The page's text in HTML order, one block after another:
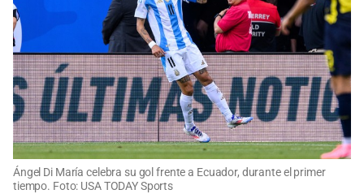
Ángel Di María celebra su gol frente a Ecuador, durante el primer
tiempo. Foto: USA TODAY Sports